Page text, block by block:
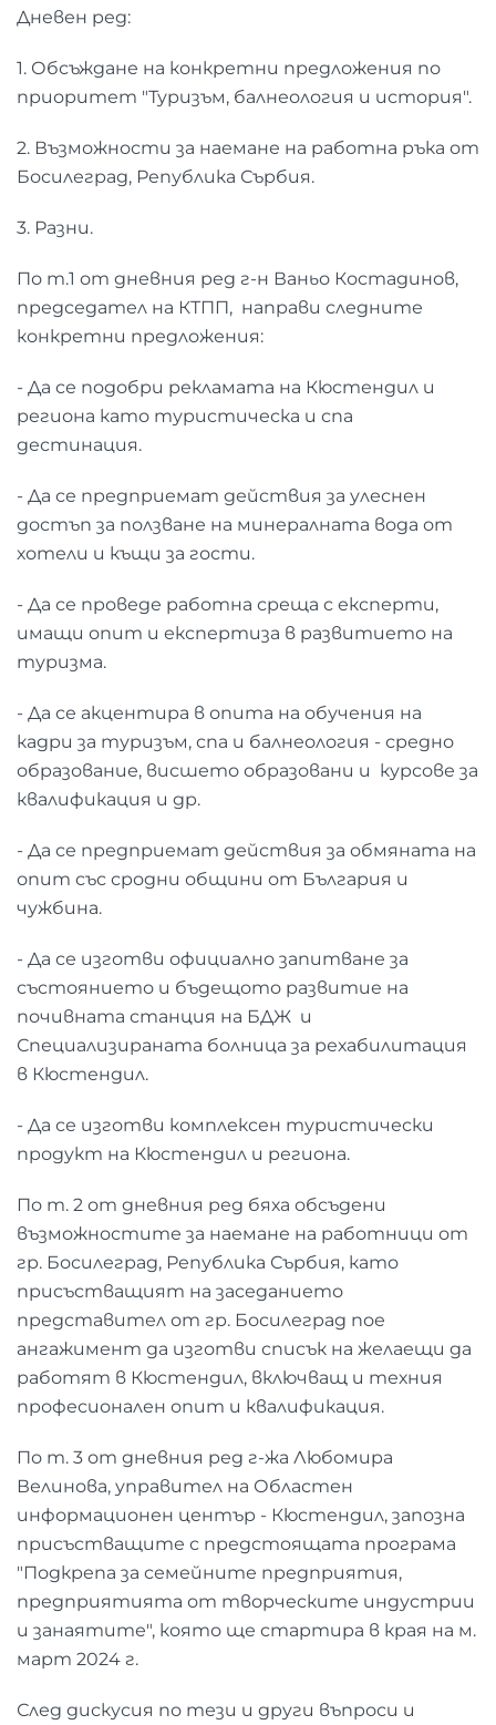
Дневен ред:
1. Обсъждане на конкретни предложения по
приоритет "Туризъм, балнеология и история".
2. Възможности за наемане на работна ръка от
Босилеград, Република Сърбия.
3. Разни.
По т.1 от дневния ред г-н Ваньо Костадинов,
председател на КТПП, направи следните
конкретни предложения:
- Да се подобри рекламата на Кюстендил и
региона като туристическа и спа
дестинация.
- Да се предприемат действия за улеснен
достъп за ползване на минералната вода от
хотели и къщи за гости.
- Да се проведе работна среща с експерти,
имащи опит и експертиза в развитието на
туризма.
- Да се акцентира в опита на обучения на
кадри за туризъм, спа и балнеология - средно
образование, висшето образовани и курсове за
квалификация и др.
- Да се предприемат действия за обмяната на
опит със сродни общини от България и
чужбина.
- Да се изготви официално запитване за
състоянието и бъдещото развитие на
почивната станция на БДЖ и
Специализираната болница за рехабилитация
в Кюстендил.
- Да се изготви комплексен туристически
продукт на Кюстендил и региона.
По т. 2 от дневния ред бяха обсъдени
възможностите за наемане на работници от
гр. Босилеград, Република Сърбия, като
присъстващият на заседанието
представител от гр. Босилеград пое
ангажимент да изготви списък на желаещи да
работят в Кюстендил, включващ и техния
професионален опит и квалификация.
По т. 3 от дневния ред г-жа Любомира
Велинова, управител на Областен
информационен център - Кюстендил, запозна
присъстващите с предстоящата програма
"Подкрепа за семейните предприятия,
предприятията от творческите индустрии
и занаятите", която ще стартира в края на м.
март 2024 г.
След дискусия по тези и други въпроси и